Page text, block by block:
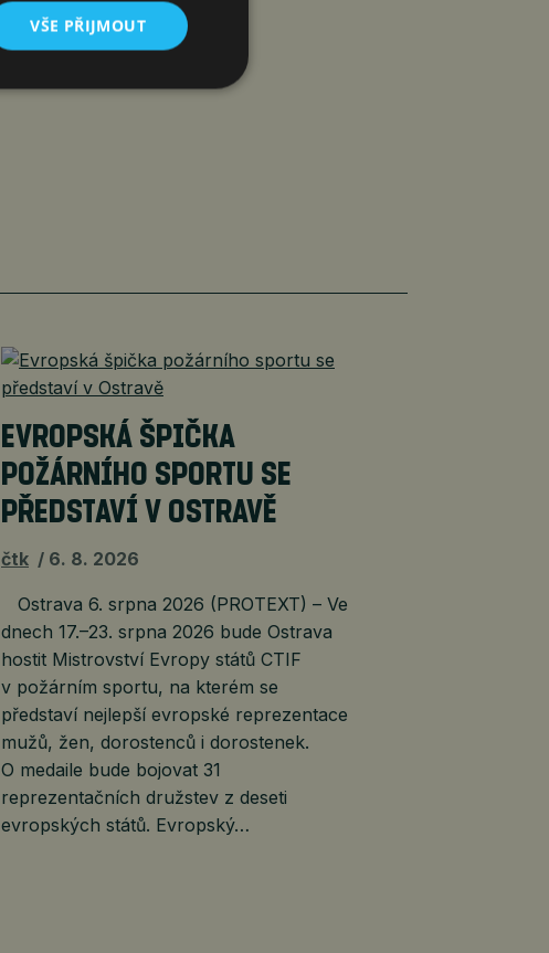
EVROPSKÁ ŠPIČKA
POŽÁRNÍHO SPORTU SE
PŘEDSTAVÍ V OSTRAVĚ
čtk 6. 8. 2026
Ostrava 6. srpna 2026 (PROTEXT) – Ve
dnech 17.–23. srpna 2026 bude Ostrava
hostit Mistrovství Evropy států CTIF
v požárním sportu, na kterém se
představí nejlepší evropské reprezentace
mužů, žen, dorostenců i dorostenek.
O medaile bude bojovat 31
reprezentačních družstev z deseti
evropských států. Evropský…
VŠE PŘIJMOUT